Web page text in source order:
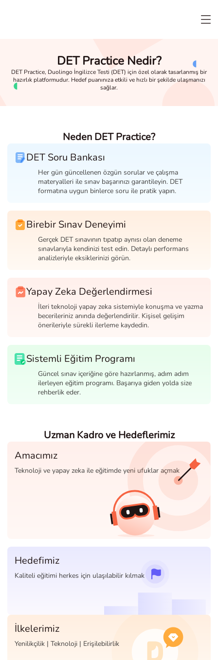
DET Practice Nedir?
DET Practice, Duolingo İngilizce Testi (DET) için özel olarak tasarlanmış bir
hazırlık platformudur. Hedef puanınıza etkili ve hızlı bir şekilde ulaşmanızı
sağlar.
Neden DET Practice?
DET Soru Bankası
Her gün güncellenen özgün sorular ve çalışma
materyalleri ile sınav başarınızı garantileyin. DET
formatına uygun binlerce soru ile pratik yapın.
Birebir Sınav Deneyimi
Gerçek DET sınavının tıpatıp aynısı olan deneme
sınavlarıyla kendinizi test edin. Detaylı performans
analizleriyle eksiklerinizi görün.
Yapay Zeka Değerlendirmesi
İleri teknoloji yapay zeka sistemiyle konuşma ve yazma
becerileriniz anında değerlendirilir. Kişisel gelişim
önerileriyle sürekli ilerleme kaydedin.
Sistemli Eğitim Programı
Güncel sınav içeriğine göre hazırlanmış, adım adım
ilerleyen eğitim programı. Başarıya giden yolda size
rehberlik eder.
Uzman Kadro ve Hedeflerimiz
Amacımız
Teknoloji ve yapay zeka ile eğitimde yeni ufuklar açmak
Hedefimiz
Kaliteli eğitimi herkes için ulaşılabilir kılmak
İlkelerimiz
Yenilikçilik | Teknoloji | Erişilebilirlik